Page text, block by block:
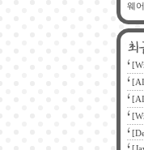
웨어